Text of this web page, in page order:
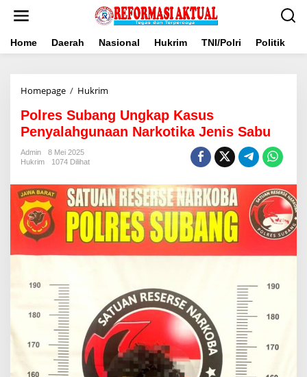
Home Daerah Nasional Hukrim TNI/Polri Politik
Homepage / Hukrim
Ungkap
Kasus
Penyalahgunaan
Polres Subang Ungkap Kasus
Penyalahgunaan Narkotika Jenis Sabu
Admin
8 Mei 2025
Hukrim
1074 Dilihat